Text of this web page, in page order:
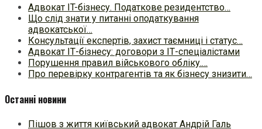
Адвокат IT-бізнесу. Податкове резидентство…
Що слід знати у питанні оподаткування
адвокатської…
Консультації експертів, захист таємниці і статус…
Адвокат ІТ-бізнесу: договори з ІТ-спеціалістами
Порушення правил військового обліку.…
Про перевірку контрагентів та як бізнесу знизити…
Останні новини
Пішов з життя київський адвокат Андрій Галь